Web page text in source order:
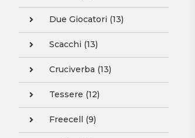
Due Giocatori (13)
Scacchi (13)
Cruciverba (13)
Tessere (12)
Freecell (9)